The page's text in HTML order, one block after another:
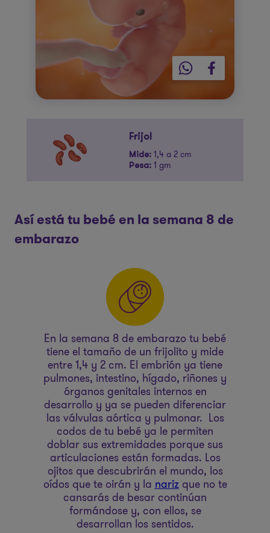
Frijol
Mide: 1,4 a 2 cm
Pesa: 1 gm
Así está tu bebé en la semana 8 de
embarazo
En la semana 8 de embarazo tu bebé
tiene el tamaño de un frijolito y mide
entre 1,4 y 2 cm. El embrión ya tiene
pulmones, intestino, hígado, riñones y
órganos genitales internos en
desarrollo y ya se pueden diferenciar
las válvulas aórtica y pulmonar. Los
codos de tu bebé ya le permiten
doblar sus extremidades porque sus
articulaciones están formadas. Los
ojitos que descubrirán el mundo, los
oídos que te oirán y lanarizque no te
cansarás de besar continúan
formándose y, con ellos, se
desarrollan los sentidos.